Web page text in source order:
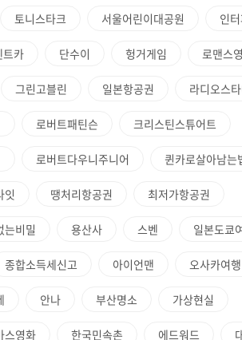
토니스타크 서울어린이대공원 인
트카 단수이 헝거게임 로맨스
그린고블린 일본항공권 라디오스
로버트패틴슨 크리스틴스튜어트
로버트다우니주니어 퀸카로살아남는
잇 땡처리항공권 최저가항공권
는비밀 용산사 스벤 일본도쿄
종합소득세신고 아이언맨 오사카여행
안나 부산명소 가상현실
스영화 한국민속촌 에드워드